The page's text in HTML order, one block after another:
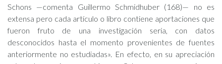
Schons —comenta Guillermo Schmidhuber (168)— no es
extensa pero cada artículo o libro contiene aportaciones que
fueron fruto de una investigación seria, con datos
desconocidos hasta el momento provenientes de fuentes
anteriormente no estudiadas». En efecto, en su apreciación